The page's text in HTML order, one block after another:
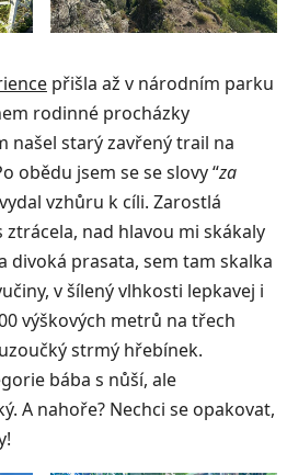
přišla až v národním parku
rodinné procházky
našel starý zavřený trail na
obědu jsem se se slovy “za
vzhůru k cíli. Zarostlá
ztrácela, nad hlavou mi skákaly
divoká prasata, sem tam skalka
v šílený vlhkosti lepkavej i
výškových metrů na třech
strmý hřebínek.
bába s nůší, ale
A nahoře? Nechci se opakovat,